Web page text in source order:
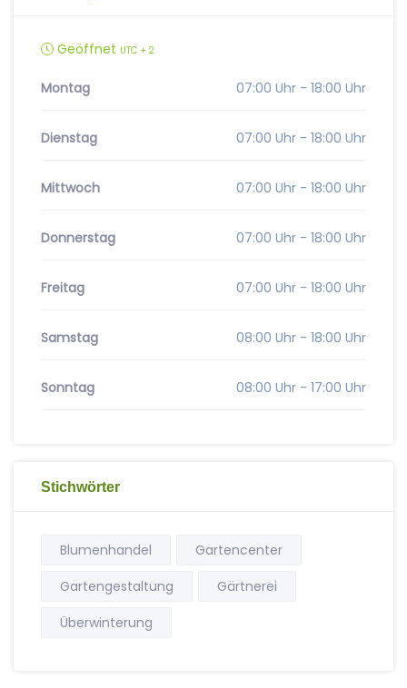
Geöffnet UTC + 2
Montag 07:00 Uhr - 18:00 Uhr
Dienstag 07:00 Uhr - 18:00 Uhr
Mittwoch 07:00 Uhr - 18:00 Uhr
Donnerstag 07:00 Uhr - 18:00 Uhr
Freitag 07:00 Uhr - 18:00 Uhr
Samstag 08:00 Uhr - 18:00 Uhr
Sonntag 08:00 Uhr - 17:00 Uhr
Stichwörter
Blumenhandel
Gartencenter
Gartengestaltung
Gärtnerei
Überwinterung